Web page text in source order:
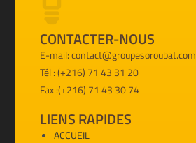
CONTACTER-NOUS
E-mail: contact@groupesoroubat.com
Tél : (+216) 71 43 31 20
Fax :(+216) 71 43 30 74
LIENS RAPIDES
ACCUEIL